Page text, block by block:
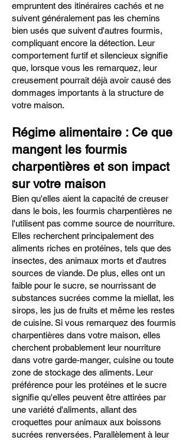
empruntent des itinéraires cachés et ne
suivent généralement pas les chemins
bien usés que suivent d'autres fourmis,
compliquant encore la détection. Leur
comportement furtif et silencieux signifie
que, lorsque vous les remarquez, leur
creusement pourrait déjà avoir causé des
dommages importants à la structure de
votre maison.
Régime alimentaire : Ce que
mangent les fourmis
charpentières et son impact
sur votre maison
Bien qu'elles aient la capacité de creuser
dans le bois, les fourmis charpentières ne
l'utilisent pas comme source de nourriture.
Elles recherchent principalement des
aliments riches en protéines, tels que des
insectes, des animaux morts et d'autres
sources de viande. De plus, elles ont un
faible pour le sucre, se nourrissant de
substances sucrées comme la miellat, les
sirops, les jus de fruits et même les restes
de cuisine. Si vous remarquez des fourmis
charpentières dans votre maison, elles
cherchent probablement leur nourriture
dans votre garde-manger, cuisine ou toute
zone de stockage des aliments. Leur
préférence pour les protéines et le sucre
signifie qu'elles peuvent être attirées par
une variété d'aliments, allant des
croquettes pour animaux aux boissons
sucrées renversées. Parallèlement à leur